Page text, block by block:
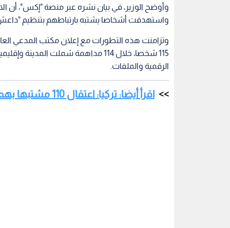
وأوضح الوزير، في بيان نشره عبر منصة "إكس"، أن
واستهدفت أشخاصا يشتبه بارتباطهم بتنظيم
115 شخصا، خلال 114 مداهمة شملت
الرقمية والملفات.
اقرأ أيضا: تركيا: اعتقال 110 مشتبها بهم في عمليات أمنية واسعة ضد تنظيم "داعش"